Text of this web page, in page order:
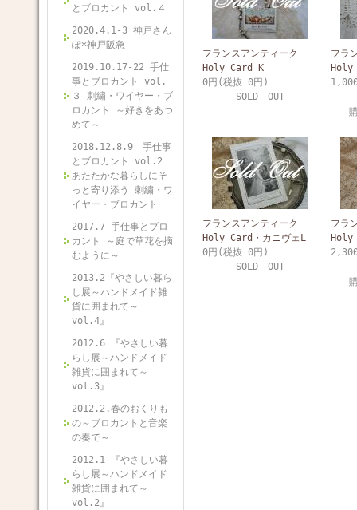
とブロカント vol.４
2020.4.1-3 神戸さん
ぽ×神戸阪急
2019.10.17-22 手仕
事とブロカント vol.
３ 刺繍・ワイヤー・ブ
ロカント ～好きをあつ
めて～
2018.12.8.9 手仕事
とブロカント vol.2
あたたかな暮らしにそ
っと寄り添う 刺繍・ワ
イヤー・ブロカント
2017.7 手仕事とブロ
カント ～庭で草花を摘
むように～
2013.2『やさしい暮ら
し展～ハンドメイド雑
貨に囲まれて～
vol.4』
2012.6 『やさしい暮
らし展～ハンドメイド
雑貨に囲まれて～
vol.3』
2012.2.春のおくりも
の～ブロカントと音楽
の奏で～
2012.1 『やさしい暮
らし展～ハンドメイド
雑貨に囲まれて～
vol.2』
フランスアンティーク
Holy Card K
0円(税抜 0円)
SOLD OUT
フラ
Holy
フランスアンティーク
Holy Card・カニヴェL
0円(税抜 0円)
SOLD OUT
フラ
Holy